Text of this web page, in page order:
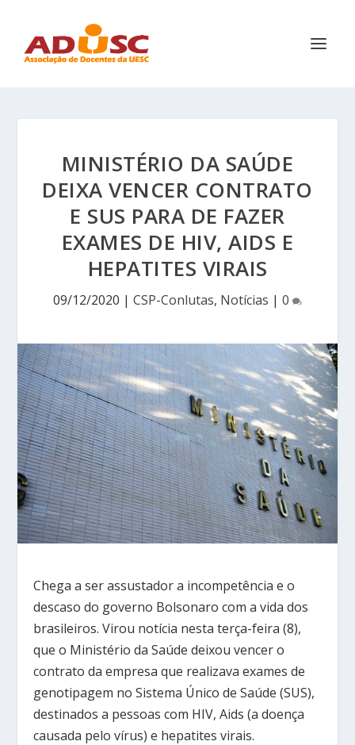
MINISTÉRIO DA SAÚDE
DEIXA VENCER CONTRATO
E SUS PARA DE FAZER
EXAMES DE HIV, AIDS E
HEPATITES VIRAIS
09/12/2020 | CSP-Conlutas, Notícias | 0
Chega a ser assustador a incompetência e o
descaso do governo Bolsonaro com a vida dos
brasileiros. Virou notícia nesta terça-feira (8),
que o Ministério da Saúde deixou vencer o
contrato da empresa que realizava exames de
genotipagem no Sistema Único de Saúde (SUS),
destinados a pessoas com HIV, Aids (a doença
causada pelo vírus) e hepatites virais.